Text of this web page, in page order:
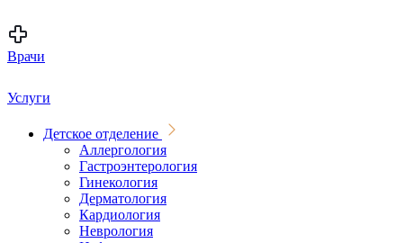
Врачи
Услуги
Детское отделение
Аллергология
Гастроэнтерология
Гинекология
Дерматология
Кардиология
Неврология